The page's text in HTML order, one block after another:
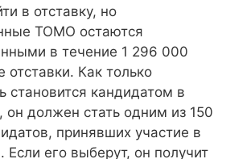
в отставку, но
TOMO остаются
в течение 1 296 000
отставки. Как только
становится кандидатом в
он должен стать одним из 150
принявших участие в
Если его выберут, он получит